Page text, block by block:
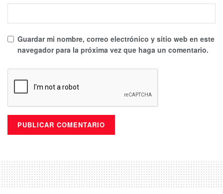
Guardar mi nombre, correo electrónico y sitio web en este
navegador para la próxima vez que haga un comentario.